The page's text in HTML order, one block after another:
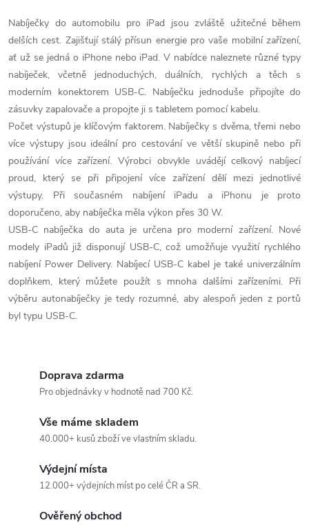
k
t
ů
k
t
ů
v
l
á
d
a
c
í
p
r
v
k
y
Nabíječky do automobilu pro iPad jsou zvláště užitečné během
delších cest. Zajišťují stálý přísun energie pro vaše mobilní zařízení,
ať už se jedná o iPhone nebo iPad. V nabídce naleznete různé typy
nabíječek, včetně jednoduchých, duálních, rychlých a těch s
moderním konektorem USB-C. Nabíječku jednoduše připojíte do
zásuvky zapalovače a propojte ji s tabletem pomocí kabelu.
Počet výstupů je klíčovým faktorem. Nabíječky s dvěma, třemi nebo
více výstupy jsou ideální pro cestování ve větší skupině nebo při
používání více zařízení. Výrobci obvykle uvádějí celkový nabíjecí
proud, který se při připojení více zařízení dělí mezi jednotlivé
výstupy. Při současném nabíjení iPadu a iPhonu je proto
doporučeno, aby nabíječka měla výkon přes 30 W.
USB-C nabíječka do auta je určena pro moderní zařízení. Nové
modely iPadů již disponují USB-C, což umožňuje využití rychlého
nabíjení Power Delivery. Nabíjecí USB-C kabel je také univerzálním
doplňkem, který můžete použít s mnoha dalšími zařízeními. Při
výběru autonabíječky je tedy rozumné, aby alespoň jeden z portů
byl typu USB-C.
Doprava zdarma
Pro objednávky v hodnotě nad 700 Kč.
Vše máme skladem
40.000+ kusů zboží ve vlastním skladu.
Výdejní místa
12.000+ výdejních míst po celé ČR a SR.
Ověřený obchod